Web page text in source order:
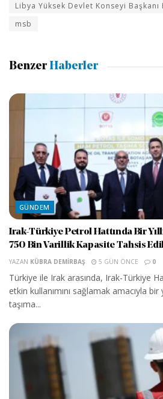
Libya Yüksek Devlet Konseyi
msb
Benzer Haberler
GÜNDEM
Irak-Türkiye Petrol Hattında Bir
750 Bin Varillik Kapasite Tahsis
YAZAN KÜBRA DEMIRBAŞ 5 GÜN ÖNCE 0
Türkiye ile Irak arasında, Irak-Türkiye
etkin kullanımını sağlamak amacıyla
taşıma...